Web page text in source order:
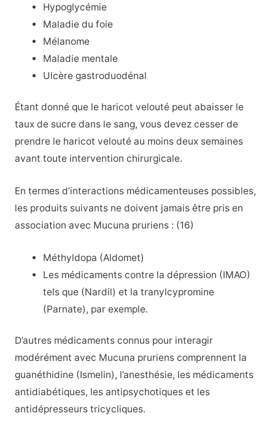
Hypoglycémie
Maladie du foie
Mélanome
Maladie mentale
Ulcère gastroduodénal
Étant donné que le haricot velouté peut abaisser le
taux de sucre dans le sang, vous devez cesser de
prendre le haricot velouté au moins deux semaines
avant toute intervention chirurgicale.
En termes d’interactions médicamenteuses possibles,
les produits suivants ne doivent jamais être pris en
association avec Mucuna pruriens : (16)
Méthyldopa (Aldomet)
Les médicaments contre la dépression (IMAO)
tels que (Nardil) et la tranylcypromine
(Parnate), par exemple.
D’autres médicaments connus pour interagir
modérément avec Mucuna pruriens comprennent la
guanéthidine (Ismelin), l’anesthésie, les médicaments
antidiabétiques, les antipsychotiques et les
antidépresseurs tricycliques.